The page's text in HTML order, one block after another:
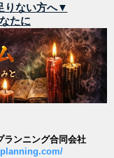
りない方へ▼
たに
ランニング合同会社